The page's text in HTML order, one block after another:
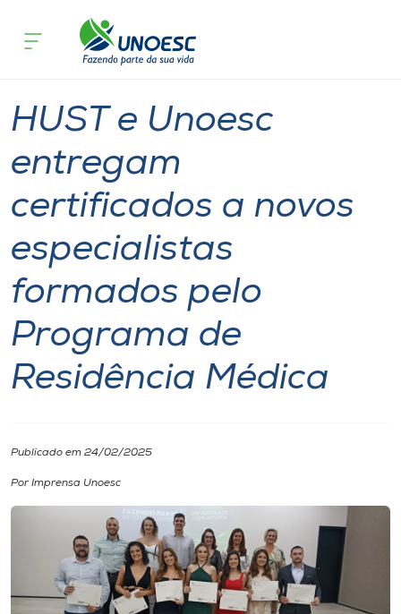
Cursos
Pesquisa
Atendimento ao Estudante
Portal de Ensino
Unoesc
Internacionalização
Diplomados
CPA
Ensino
HUST e Unoesc
entregam
certificados a novos
especialistas
formados pelo
Programa de
Residência Médica
Publicado em 24/02/2025
Por Imprensa Unoesc